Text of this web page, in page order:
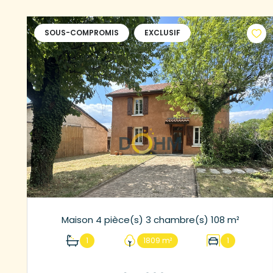
SOUS-COMPROMIS EXCLUSIF
Maison 4 pièce(s) 3 chambre(s) 108 m²
1 1809 m² 1